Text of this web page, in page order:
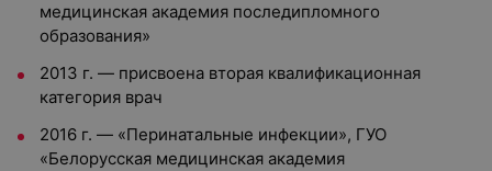
медицинская академия последипломного
образования»
2013 г. — присвоена вторая квалификационная
категория врач
2016 г. — «Перинатальные инфекции», ГУО
«Белорусская медицинская академия